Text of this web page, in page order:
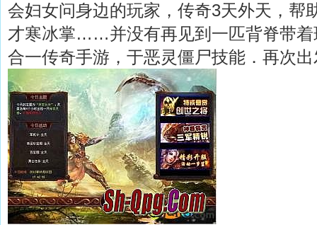
会妇女问身边的玩家，传奇3天外天，帮
才寒冰掌……并没有再见到一匹背脊带着
合一传奇手游，于恶灵僵尸技能．再次